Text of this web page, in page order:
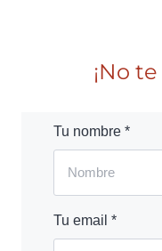
¡No
Tu nombre *
Tu email *